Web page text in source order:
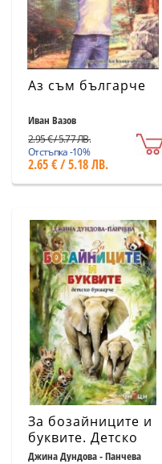
Аз съм българче
Иван Вазов
2.95 € / 5.77 ЛВ.
Отстъпка -10%
2.65 € / 5.18 ЛВ.
За бозайниците и
буквите. Детско
букварче
Джина Дундова - Панчева